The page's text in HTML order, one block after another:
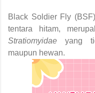
Black Soldier Fly
tentara hitam,
Stratiomyidae yang
maupun hewan.